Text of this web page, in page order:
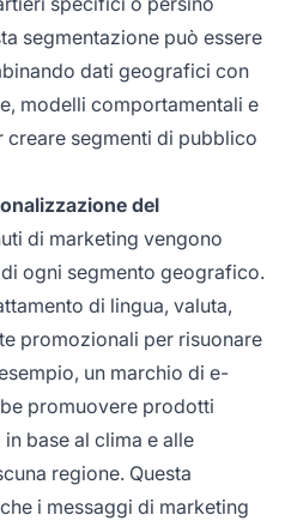
segmentazione può essere
dati geografici con
modelli comportamentali e
segmenti di pubblico
del
di marketing vengono
ogni segmento geografico.
di lingua, valuta,
promozionali per risuonare
un marchio di e-
promuovere prodotti
base al clima e alle
regione. Questa
i messaggi di marketing